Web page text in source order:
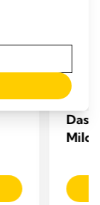
Das